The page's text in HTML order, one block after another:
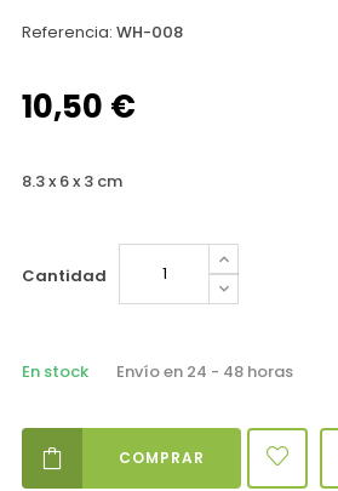
Referencia: WH-008
10,50 €
8.3 x 6 x 3 cm
Cantidad
En stock Envío en 24 - 48 horas
COMPRAR